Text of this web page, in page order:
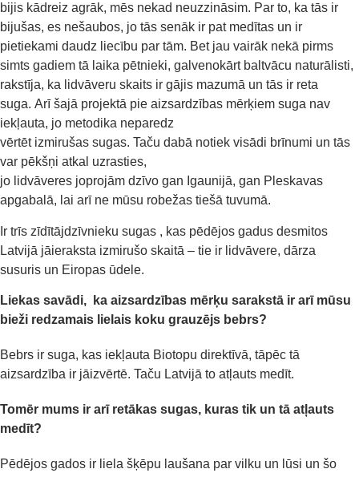
bijis kādreiz agrāk, mēs nekad neuzzināsim. Par to, ka tās ir
bijušas, es nešaubos, jo tās senāk ir pat medītas un ir
pietiekami daudz liecību par tām. Bet jau vairāk nekā pirms
simts gadiem tā laika pētnieki, galvenokārt baltvācu naturālisti,
rakstīja, ka lidvāveru skaits ir gājis mazumā un tās ir reta
suga. Arī šajā projektā pie aizsardzības mērķiem suga nav
iekļauta, jo metodika neparedz
vērtēt izmirušas sugas. Taču dabā notiek visādi brīnumi un tās
var pēkšņi atkal uzrasties,
jo lidvāveres joprojām dzīvo gan Igaunijā, gan Pleskavas
apgabalā, lai arī ne mūsu robežas tiešā tuvumā.
Ir trīs zīdītājdzīvnieku sugas , kas pēdējos gadus desmitos
Latvijā jāieraksta izmirušo skaitā – tie ir lidvāvere, dārza
susuris un Eiropas ūdele.
Liekas savādi, ka aizsardzības mērķu sarakstā ir arī mūsu
bieži redzamais lielais koku grauzējs bebrs?
Bebrs ir suga, kas iekļauta Biotopu direktīvā, tāpēc tā
aizsardzība ir jāizvērtē. Taču Latvijā to atļauts medīt.
Tomēr mums ir arī retākas sugas, kuras tik un tā atļauts
medīt?
Pēdējos gados ir liela šķēpu laušana par vilku un lūsi un šo